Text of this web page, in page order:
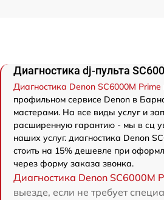
Диагностика dj-пульта
Диагностика Denon SC6000M Prime
профильном сервисе Denon в
мастерами. На все виды услуг и
расширенную гарантию - мы в сц
наших услуг. диагностика Denon
стоить на 15% дешевле при
через форму заказа звонка.
Диагностика Denon SC6000M
выезде, если не требует